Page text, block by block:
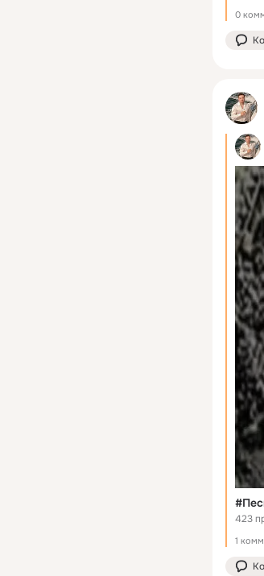
0
423
1